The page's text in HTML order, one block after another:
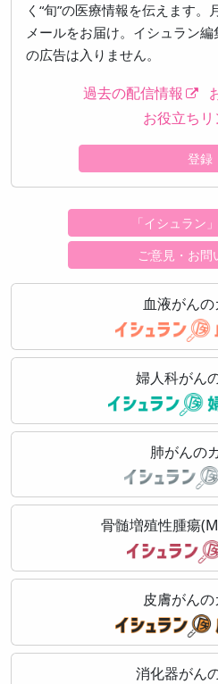
く“旬”の医療情報を伝えます
メールをお届け。イシュラン
の広告は入りません。
過去の配信情報
お役立ち
登録
「イシュラン
ご意見・お問
血液がん
婦人科がん
肺がんの
骨髄増殖性腫瘍
皮膚がん
消化器がん